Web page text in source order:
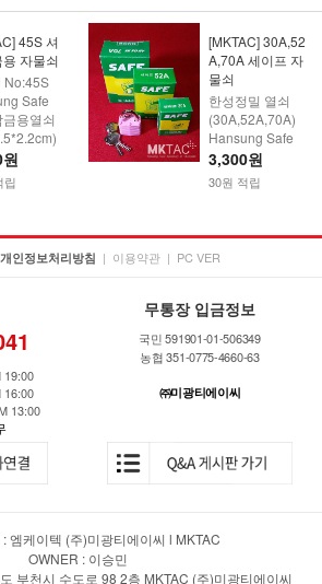
45S 셔
자물쇠
No:45S
Safe
용열쇠
립
[MKTAC] 30A,52
A,70A 세이프 자
물쇠
한성정밀 열쇠
(30A,52A,70A)
Hansung Safe
3,300원
30원 적립
개인정보처리방침 | 이용약관 | PC VER
19:00
16:00
13:00
무통장 입금정보
국민 591901-01-506349
농협 351-0775-4660-63
㈜미광티에이씨
엠케이텍 (주)미광티에이씨 l MKTAC
OWNER : 이승민
부천시 수도로 98 2층 MKTAC (주)미광티에이씨